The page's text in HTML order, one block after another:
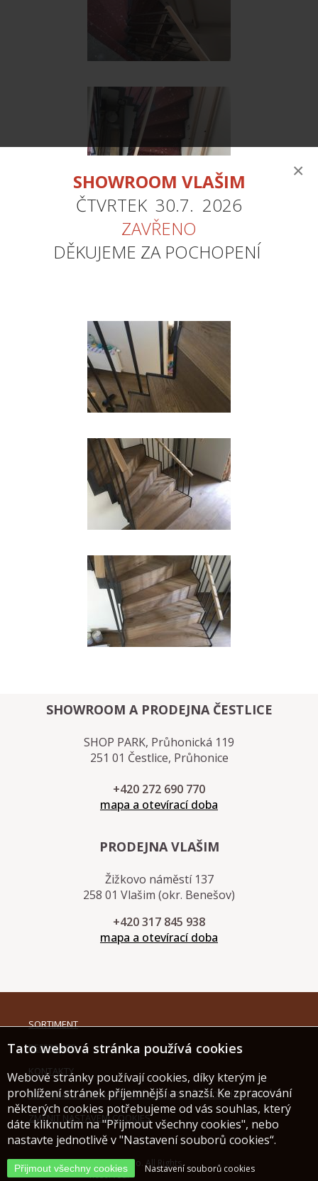
SHOWROOM VLAŠIM
ČTVRTEK 30.7. 2026
ZAVŘENO
DĚKUJEME ZA POCHOPENÍ
×
Tato webová stránka používá cookies
Webové stránky používají cookies, díky kterým je
prohlížení stránek příjemnější a snazší. Ke zpracování
některých cookies potřebujeme od vás souhlas, který
dáte kliknutím na "Přijmout všechny cookies", nebo
nastavte jednotlivě v "Nastavení souborů cookies“.
Přijmout všechny cookies Nastavení souborů cookies
SHOWROOM A PRODEJNA ČESTLICE
SHOP PARK, Průhonická 119
251 01 Čestlice, Průhonice
+420 272 690 770
mapa a otevírací doba
PRODEJNA VLAŠIM
Žižkovo náměstí 137
258 01 Vlašim (okr. Benešov)
+420 317 845 938
mapa a otevírací doba
SORTIMENT
REFERENCE
KONTAKTY
INFORMACE O ZPRACOVÁNÍ A OCHRANĚ OSOBNÍCH ÚDAJŮ
ZMĚNIT NASTAVENÍ COOKIES
© 2019 HT Parket CZ s.r.o. All Rights
Reserved.